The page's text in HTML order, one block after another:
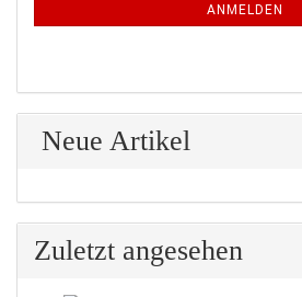
ANMELDEN
Neue Artikel
Zuletzt angesehen